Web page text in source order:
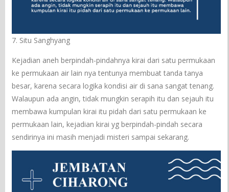
7. Situ Sanghyang
Kejadian aneh berpindah-pindahnya kirai dari satu permukaan
ke permukaan air lain nya tentunya membuat tanda tanya
besar, karena secara logika kondisi air di sana sangat tenang.
Walaupun ada angin, tidak mungkin serapih itu dan sejauh itu
membawa kumpulan kirai itu pidah dari satu permukaan ke
permukaan lain, kejadian kirai yg berpindah-pindah secara
sendirinya ini masih menjadi misteri sampai sekarang.